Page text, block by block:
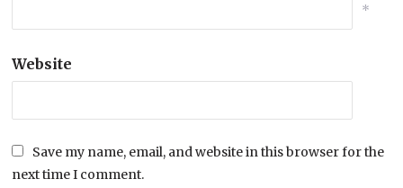
*
Website
Save my name, email, and website in this browser for the
next time I comment.